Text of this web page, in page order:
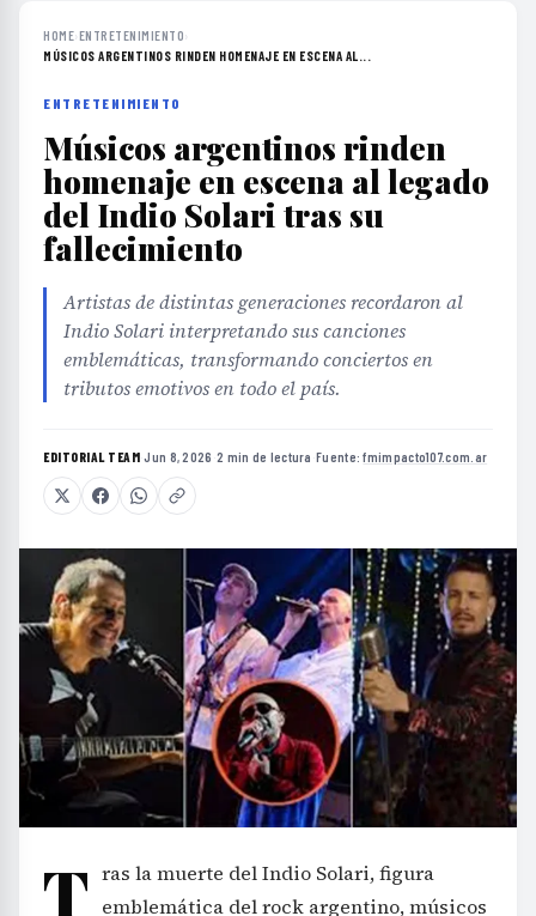
HOME›ENTRETENIMIENTO›
MÚSICOS ARGENTINOS RINDEN HOMENAJE EN ESCENA AL...
ENTRETENIMIENTO
Músicos argentinos rinden
homenaje en escena al legado
del Indio Solari tras su
fallecimiento
Artistas de distintas generaciones recordaron al
Indio Solari interpretando sus canciones
emblemáticas, transformando conciertos en
tributos emotivos en todo el país.
EDITORIAL TEAM·Jun 8, 2026 ·2 min de lectura ·Fuente:fmimpacto107.com.ar
T ras la muerte del Indio Solari, figura
emblemática del rock argentino, músicos